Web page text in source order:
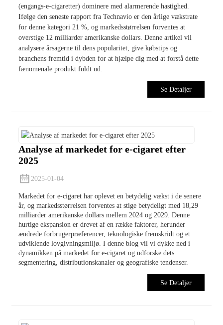
(engangs-e-cigaretter) dominere med alarmerende hastighed.
Ifølge den seneste rapport fra Technavio er den årlige vækstrate
for denne kategori 21 %, og markedsstørrelsen forventes at
overstige 12 milliarder amerikanske dollars. Denne artikel vil
analysere årsagerne til dens popularitet, give købstips og
branchens fremtid i dybden for at hjælpe dig med at forstå dette
fænomenale produkt fuldt ud.
Se Detaljer
Analyse af markedet for e-cigaret efter
2025
2025-01-04
Markedet for e-cigaret har oplevet en betydelig vækst i de senere
år, og markedsstørrelsen forventes at stige betydeligt med 18,29
milliarder amerikanske dollars mellem 2024 og 2029. Denne
hurtige ekspansion er drevet af en række faktorer, herunder
ændrede forbrugerpræferencer, teknologiske fremskridt og et
udviklende lovgivningsmiljø. I denne blog vil vi dykke ned i
dynamikken på markedet for e-cigaret og udforske dets
segmentering, distributionskanaler og geografiske tendenser.
Se Detaljer